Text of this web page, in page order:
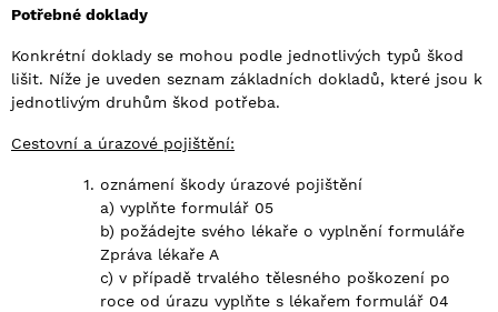
Potřebné doklady
Konkrétní doklady se mohou podle jednotlivých typů škod
lišit. Níže je uveden seznam základních dokladů, které jsou k
jednotlivým druhům škod potřeba.
Cestovní a úrazové pojištění:
oznámení škody úrazové pojištění
a) vyplňte formulář 05
b) požádejte svého lékaře o vyplnění formuláře
Zpráva lékaře A
c) v případě trvalého tělesného poškození po
roce od úrazu vyplňte s lékařem formulář 04